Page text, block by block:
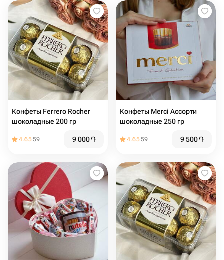
Конфеты Ferrero Rocher
шоколадные 200 гр
4.6559 9 000֏
Конфеты Merci Ассорти
шоколадные 250 гр
4.6559 9 500֏